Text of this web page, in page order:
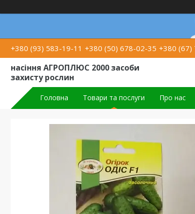
+380 (93) 583-19-11 +380 (50) 678-02-35 +380 (67)
насіння АГРОПЛЮС 2000 засоби
захисту рослин
Головна Товари та послуги Про нас